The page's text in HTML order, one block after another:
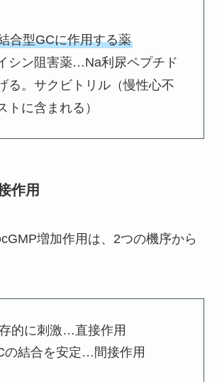
合型GCに作用する薬
シン阻害薬…Na利尿ペプチド
る。サクビトリル（慢性心不
トに含まれる）
作用
増加作用は、2つの機序から
的に刺激…直接作用
の結合を安定…間接作用